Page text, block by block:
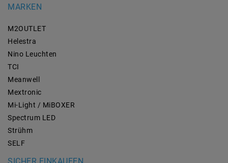
MARKEN
M2OUTLET
Helestra
Nino Leuchten
TCI
Meanwell
Mextronic
Mi-Light / MiBOXER
Spectrum LED
Strühm
SELF